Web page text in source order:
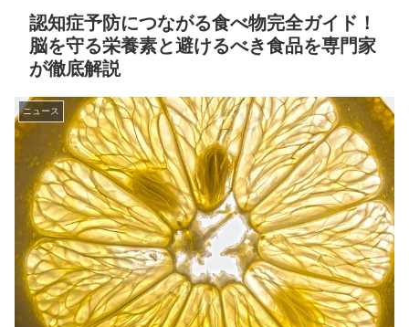
認知症予防につながる食べ物完全ガイド！
脳を守る栄養素と避けるべき食品を専門家
が徹底解説
ニュース